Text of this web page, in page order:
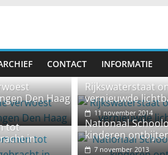
CONTACT INFORMATIE
bij Dance Valley
Den Haag
Rijkswaterstaat
vernieuwde
11 november 2014
tot
in
Nationaal
kinderen
7 november 2013